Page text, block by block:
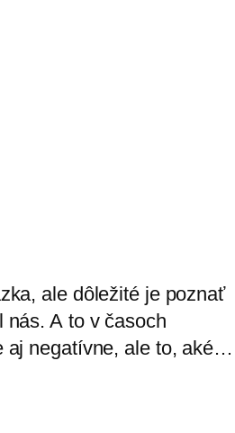
ale dôležité je poznať
nás. A to v časoch
aj negatívne, ale to, aké…